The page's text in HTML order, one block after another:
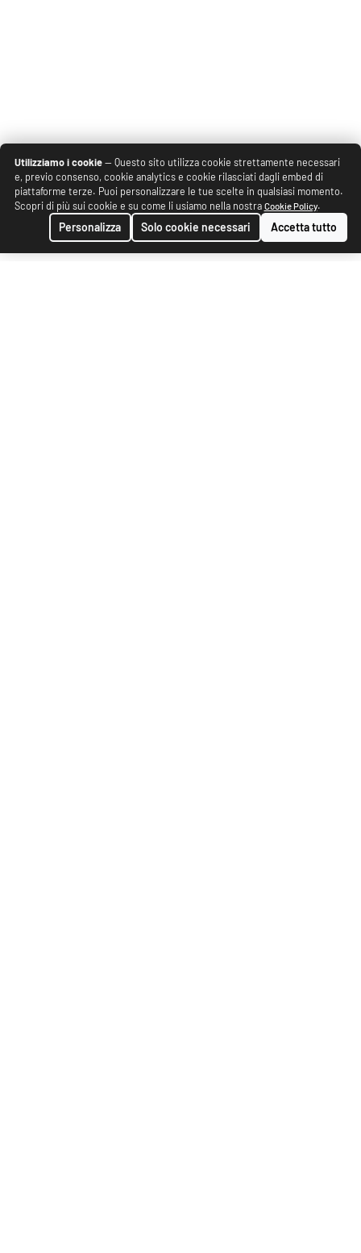
Utilizziamo i cookie— Questo sito utilizza cookie strettamente necessari
e, previo consenso, cookie analytics e cookie rilasciati dagli embed di
piattaforme terze. Puoi personalizzare le tue scelte in qualsiasi momento.
Scopri di più sui cookie e su come li usiamo nella nostra Cookie Policy.
Personalizza Solo cookie necessari Accetta tutto